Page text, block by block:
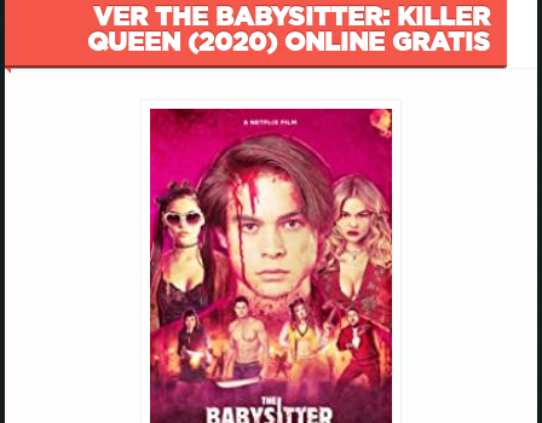
VER THE BABYSITTER: KILLER
QUEEN (2020) ONLINE GRATIS